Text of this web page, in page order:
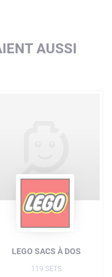
AUSSI
LEGO SACS À DOS
119 SETS